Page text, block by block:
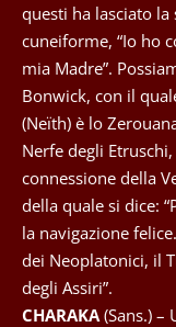
questi ha lasciato
cuneiforme, “Io ho
mia Madre”.
Bonwick, con il
(Neïth) è lo
Nerfe degli
connessione della
della quale si dice:
la navigazione
dei Neoplatonici, il
degli Assiri”.
CHARAKA (Sans.) –